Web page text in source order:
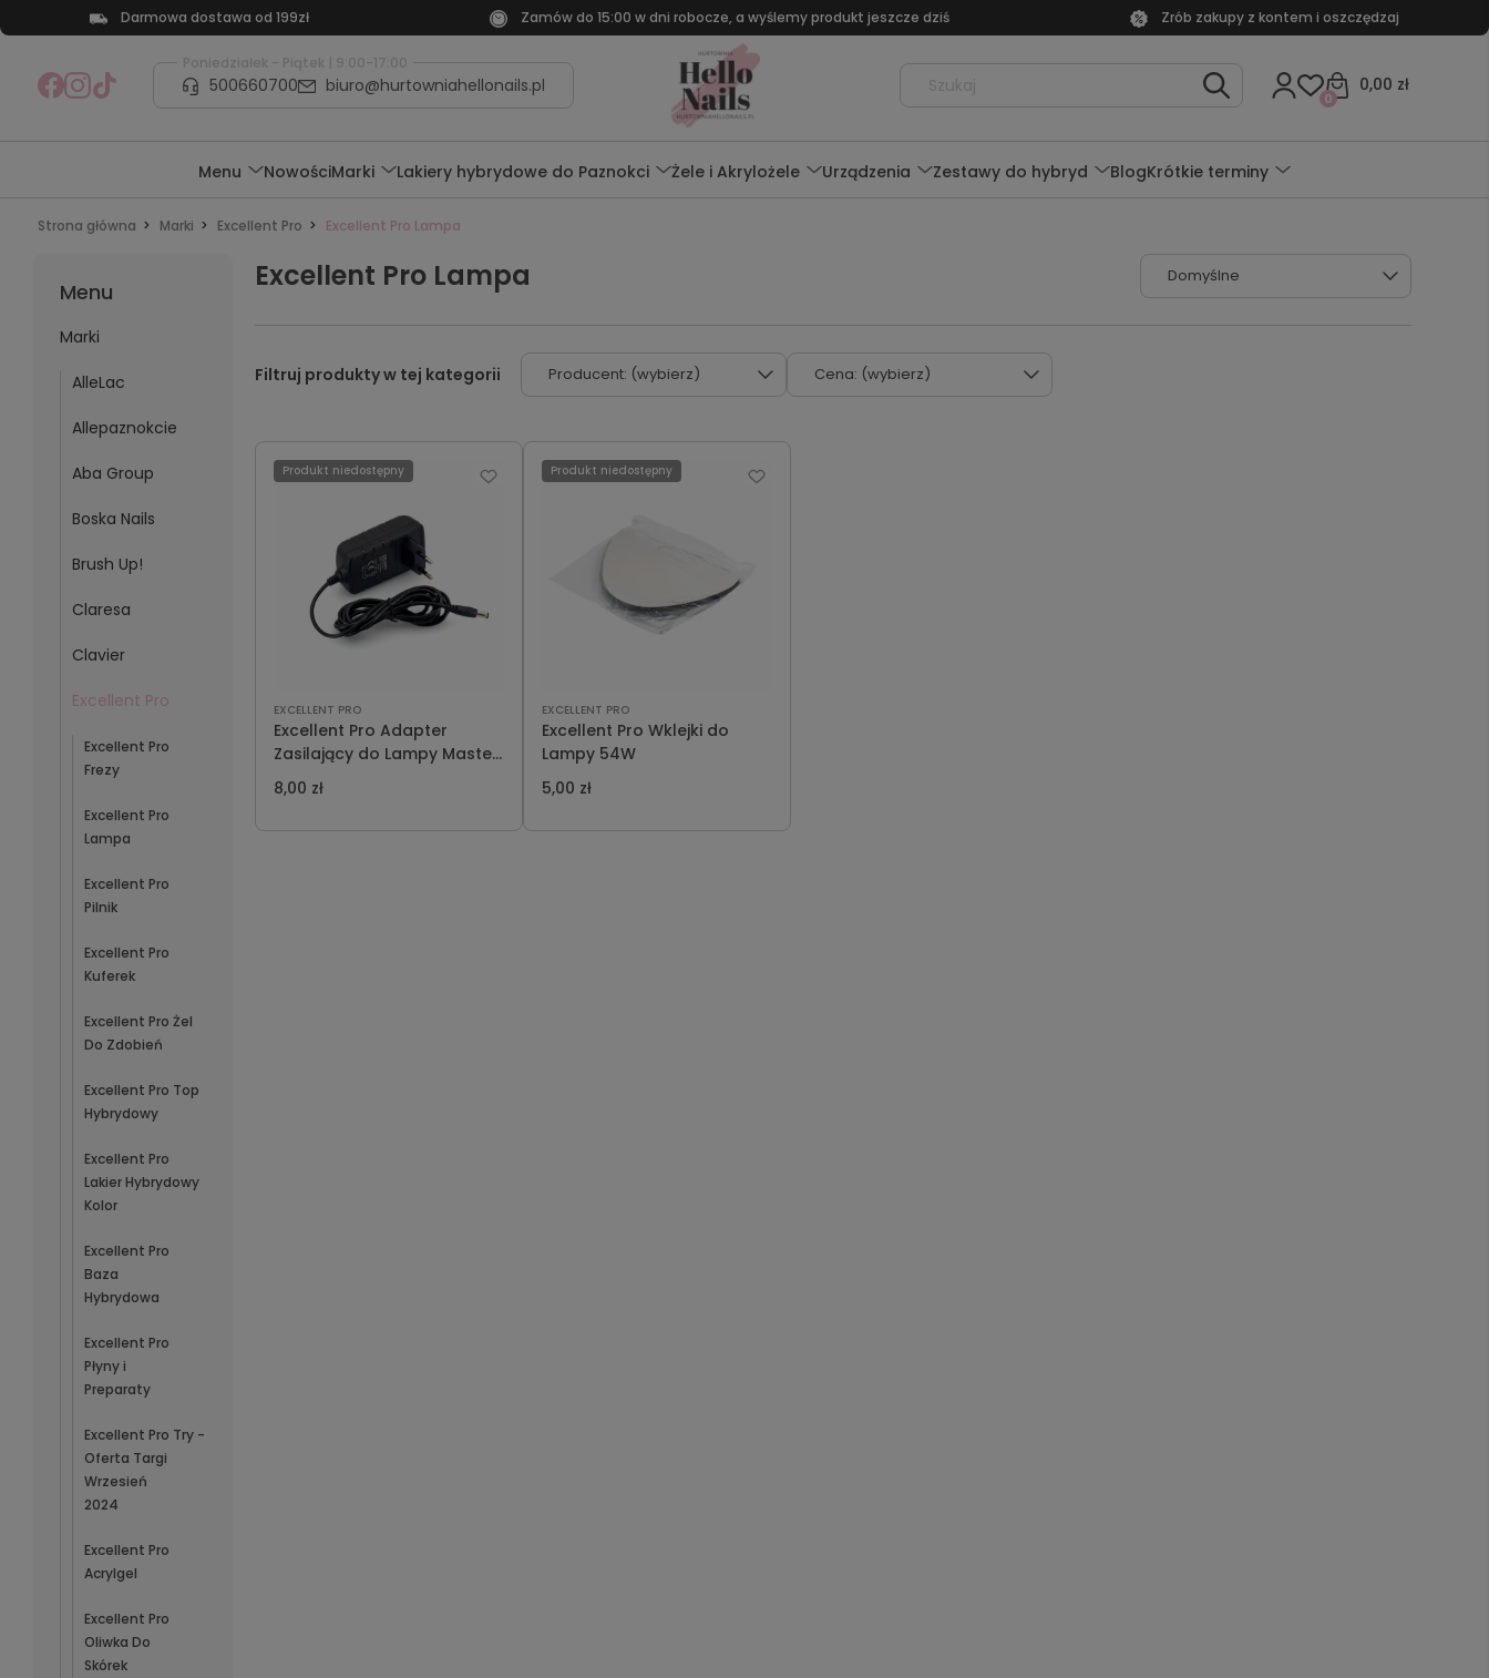
Darmowa dostawa od 199zł Zamów do 15:00 w dni robocze, a wyślemy produkt jeszcze dziś Zrób zakupy z kontem i oszczędzaj
Poniedziałek - Piątek | 9:00-17:00
500660700 biuro@hurtowniahellonails.pl 0,00 zł
0
Menu NowościMarki Lakiery hybrydowe do Paznokci Żele i Akrylożele Urządzenia Zestawy do hybryd BlogKrótkie terminy
Strona główna Marki Excellent Pro Excellent Pro Lampa
Menu
Marki
AlleLac
Allepaznokcie
Aba Group
Boska Nails
Brush Up!
Claresa
Clavier
Excellent Pro
Excellent Pro
Frezy
Excellent Pro
Lampa
Excellent Pro
Pilnik
Excellent Pro
Kuferek
Excellent Pro Żel
Do Zdobień
Excellent Pro Top
Hybrydowy
Excellent Pro
Lakier Hybrydowy
Kolor
Excellent Pro
Baza
Hybrydowa
Excellent Pro
Płyny i
Preparaty
Excellent Pro Try -
Oferta Targi
Wrzesień
2024
Excellent Pro
Acrylgel
Excellent Pro
Oliwka Do
Skórek
Excellent Pro Lampa
Producent: (wybierz) Cena: (wybierz)
EXCELLENT PRO
Excellent Pro Adapter
Zasilający do Lampy Master
Power 54W 2 m
8,00 zł
Produkt niedostępny
EXCELLENT PRO
Excellent Pro Wklejki do
Lampy 54W
5,00 zł
Produkt niedostępny